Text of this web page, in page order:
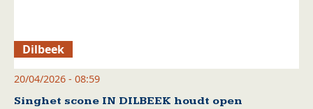
Dilbeek
20/04/2026 - 08:59
Singhet scone IN DILBEEK houdt open